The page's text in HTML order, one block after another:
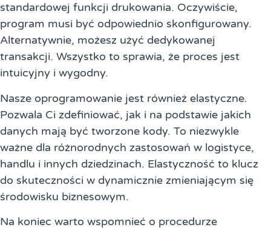
standardowej funkcji drukowania. Oczywiście,
program musi być odpowiednio skonfigurowany.
Alternatywnie, możesz użyć dedykowanej
transakcji. Wszystko to sprawia, że proces jest
intuicyjny i wygodny.
Nasze oprogramowanie jest również elastyczne.
Pozwala Ci zdefiniować, jak i na podstawie jakich
danych mają być tworzone kody. To niezwykle
ważne dla różnorodnych zastosowań w logistyce,
handlu i innych dziedzinach. Elastyczność to klucz
do skuteczności w dynamicznie zmieniającym się
środowisku biznesowym.
Na koniec warto wspomnieć o procedurze